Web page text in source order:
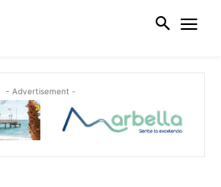
- Advertisement -